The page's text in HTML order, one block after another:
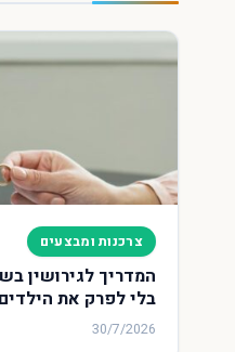
צרכנות ומבצעים
המדריך לגירושין
בלי לפרק את
30/7/2026